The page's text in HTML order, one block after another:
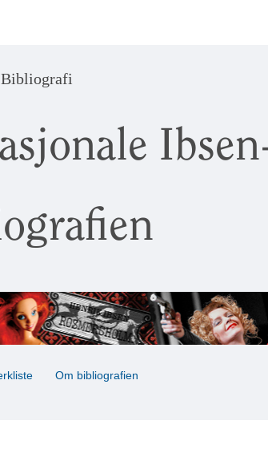
Bibliografi
Om bibliografien